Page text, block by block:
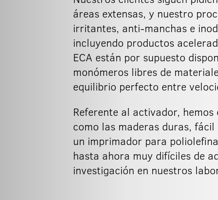
áreas extensas, y nuestro
irritantes, anti-manchas e
incluyendo productos
ECA están por supuesto
monómeros libres de
equilibrio perfecto entre
Referente al activador,
como las maderas duras,
un imprimador para
hasta ahora muy difíciles de
investigación en nuestros